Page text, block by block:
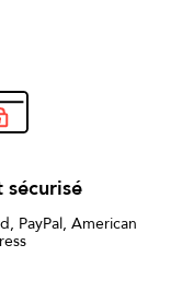
sécurisé
PayPal, American